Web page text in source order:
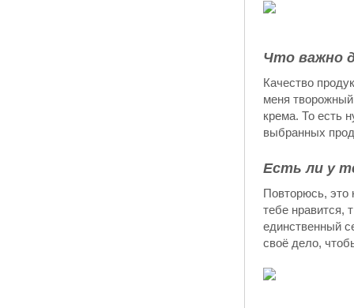
Что важно
Качество
меня
крема. То есть
выбранных
Есть ли у
Повторюсь, это
тебе нравится,
единственный
своё дело,